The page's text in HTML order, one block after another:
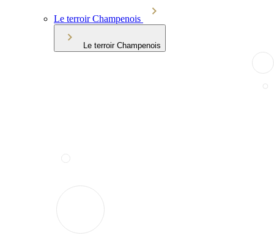
Le terroir Champenois
Le terroir Champenois